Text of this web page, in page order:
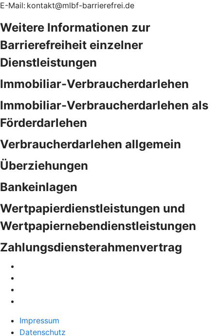
E-Mail: kontakt@mlbf-barrierefrei.de
Weitere Informationen zur
Barrierefreiheit einzelner
Dienstleistungen
Immobiliar-Verbraucherdarlehen
Immobiliar-Verbraucherdarlehen als
Förderdarlehen
Verbraucherdarlehen allgemein
Überziehungen
Bankeinlagen
Wertpapierdienstleistungen und
Wertpapiernebendienstleistungen
Zahlungsdiensterahmenvertrag
Impressum
Datenschutz